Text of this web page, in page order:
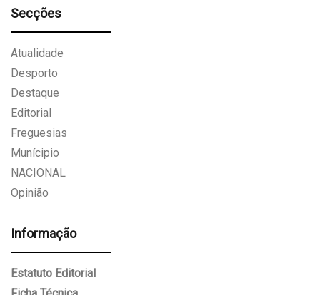
Secções
Atualidade
Desporto
Destaque
Editorial
Freguesias
Munícipio
NACIONAL
Opinião
Informação
Estatuto Editorial